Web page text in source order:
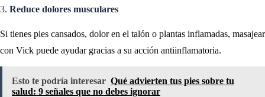
3. Reduce dolores musculares
Si tienes pies cansados, dolor en el talón o plantas inflamadas, masajear
con Vick puede ayudar gracias a su acción antiinflamatoria.
Esto te podría interesar Qué advierten tus pies sobre tu
salud: 9 señales que no debes ignorar